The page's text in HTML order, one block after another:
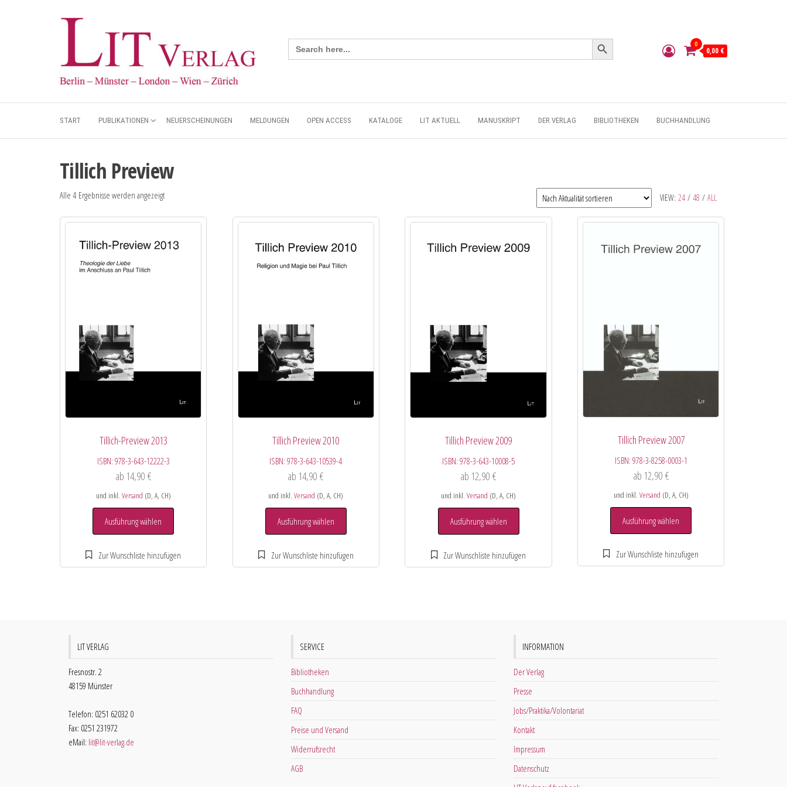
Search
for:
Search Button
0
0,00 €
START PUBLIKATIONEN NEUERSCHEINUNGEN MELDUNGEN OPEN ACCESS KATALOGE LIT AKTUELL MANUSKRIPT DER VERLAG BIBLIOTHEKEN BUCHHANDLUNG
Tillich Preview
VIEW: 24 / 48 / ALL
Alle 4 Ergebnisse werden angezeigt
Tillich-Preview 2013
ISBN: 978-3-643-12222-3
ab 14,90 €
und inkl. Versand (D, A, CH)
Ausführung wählen
Tillich Preview 2010
ISBN:978-3-643-10539-4
ab 14,90€
und inkl.Versand (D, A, CH)
Ausführung wählen
Tillich Preview 2009
ISBN:978-3-643-10008-5
ab 12,90€
und inkl.Versand (D, A, CH)
Ausführung wählen
Tillich Preview 2007
ISBN: 978-3-8258-0003-1
ab 12,90 €
und inkl. Versand (D, A, CH)
Ausführung wählen
LIT VERLAG
Fresnostr. 2
48159 Münster
Telefon: 0251 62032 0
Fax: 0251 231972
eMail: lit@lit-verlag.de
SERVICE
Bibliotheken
Buchhandlung
FAQ
Preise und Versand
Widerrufsrecht
AGB
INFORMATION
Der Verlag
Presse
Jobs/Praktika/Volontariat
Kontakt
Impressum
Datenschutz